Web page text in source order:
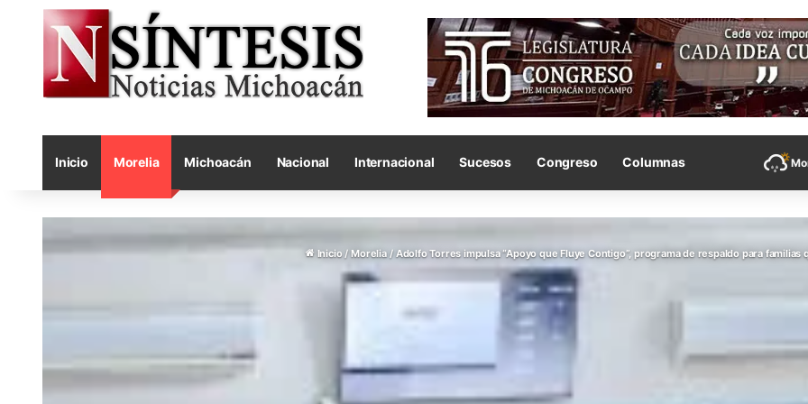
Inicio Morelia Michoacán Nacional Internacional Sucesos Congreso Columnas
Inicio / Morelia / Adolfo Torres impulsa “Apoyo que Fluye Contigo”, programa de respaldo para familias